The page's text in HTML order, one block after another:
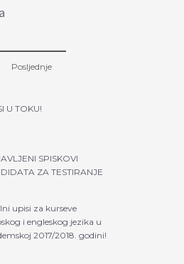
Posljednje
U TOKU!
SPISKOVI
ZA TESTIRANJE
upisi za kurseve
i engleskog jezika u
2017/2018. godini!